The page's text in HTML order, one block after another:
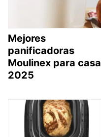
Mejores
panificadoras
Moulinex para casa
2025